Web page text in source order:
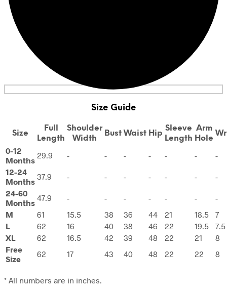
Size Guide
Size
Full
Length
Shoulder
Width
Bust Waist Hip
Sleeve
Length
Arm
Hole
0-12
Months
29.9 - - - - - -
-
12-24
Months
37.9 - - - - - -
-
24-60
Months
47.9 - - - - - -
-
M
61 15.5 38 36 44 21 18.5
7
L
62 16 40 38 46 22 19.5
7.5
XL
62 16.5 42 39 48 22 21
8
Free
Size
62 17 43 40 48 22 22 8
* All numbers are in inches.